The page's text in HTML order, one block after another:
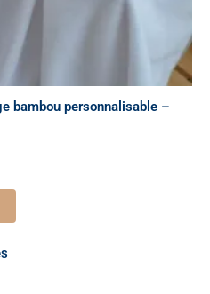
bambou personnalisable –
produit